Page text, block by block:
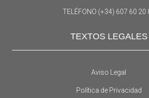
TELÉFONO (+34) 607 60 20
TEXTOS LEGALES
Aviso Legal
Política de Privacidad